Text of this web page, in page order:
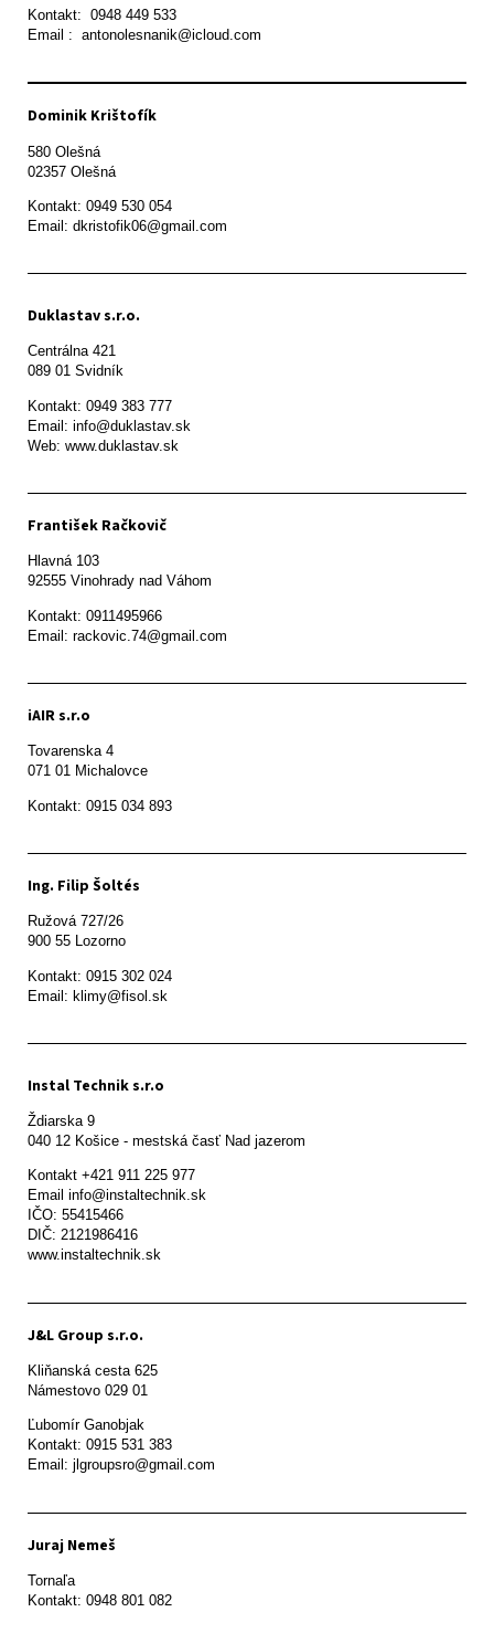
Kontakt:  0948 449 533
Email :  antonolesnanik@icloud.com
Dominik Krištofík
580 Olešná
Kontakt: 0949 530 054
Email: dkristofik06@gmail.com
Duklastav s.r.o.
Centrálna 421
089 01 Svidník
Kontakt: 0949 383 777
Email: info@duklastav.sk
Web: www.duklastav.sk
František Račkovič
Hlavná 103
92555 Vinohrady nad Váhom
Kontakt: 0911495966
Email: rackovic.74@gmail.com
iAIR s.r.o
Tovarenska 4
071 01 Michalovce
Ing. Filip Šoltés
Ružová 727/26
900 55 Lozorno
Kontakt: 0915 302 024
Email: klimy@fisol.sk
Instal Technik s.r.o
Ždiarska 9
Kontakt +421 911 225 977
Email info@instaltechnik.sk
IČO: 55415466
DIČ: 2121986416
www.instaltechnik.sk
J&L Group s.r.o.
Kliňanská cesta 625
Námestovo 029 01
Ľubomír Ganobjak
Kontakt: 0915 531 383
Email: jlgroupsro@gmail.com
Juraj Nemeš
Tornaľa
Kontakt: 0948 801 082